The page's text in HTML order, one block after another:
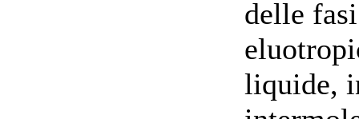
delle
liquide,